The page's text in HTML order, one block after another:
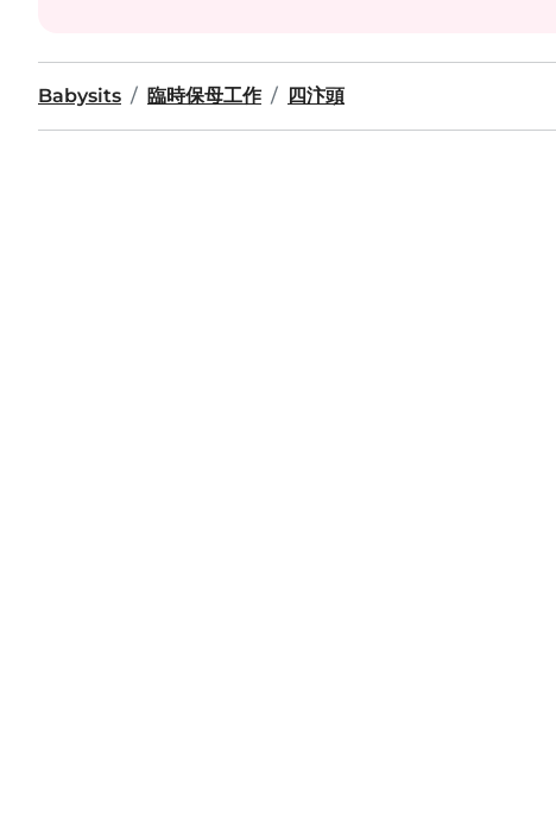
Babysits 臨時保母工作 四汴頭